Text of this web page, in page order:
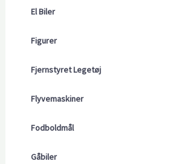
El Biler
Figurer
Fjernstyret Legetøj
Flyvemaskiner
Fodboldmål
Gåbiler